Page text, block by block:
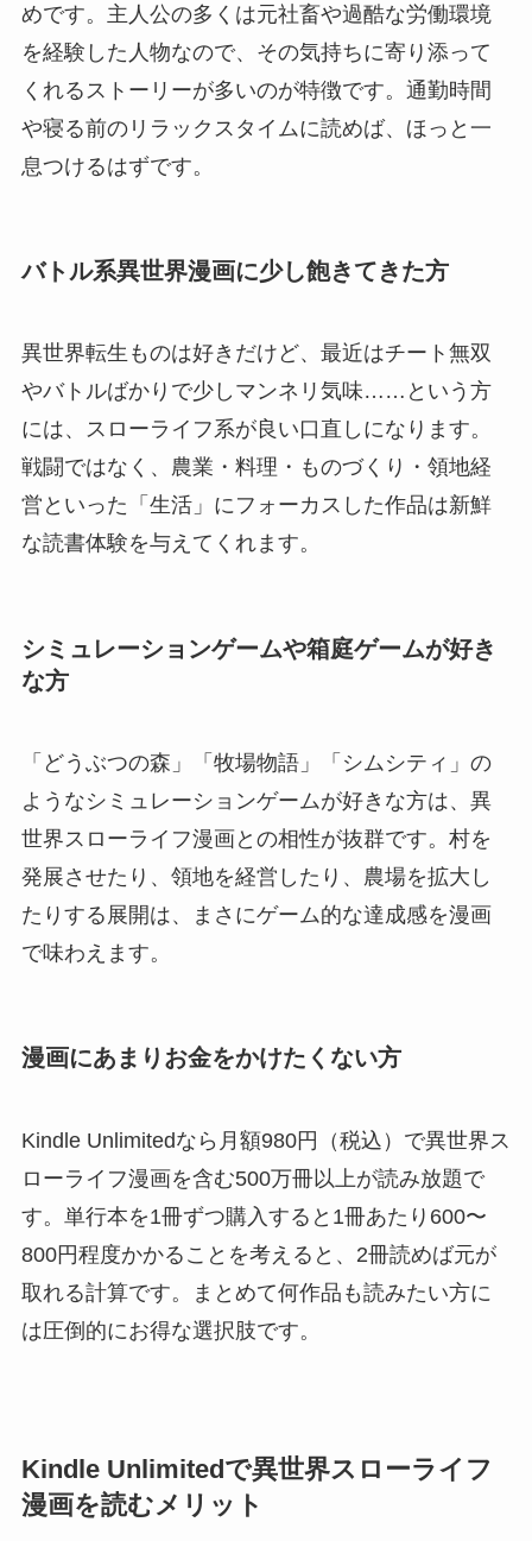
めです。主人公の多くは元社畜や過酷な労働環境
を経験した人物なので、その気持ちに寄り添って
くれるストーリーが多いのが特徴です。通勤時間
や寝る前のリラックスタイムに読めば、ほっと一
息つけるはずです。
バトル系異世界漫画に少し飽きてきた方
異世界転生ものは好きだけど、最近はチート無双
やバトルばかりで少しマンネリ気味……という方
には、スローライフ系が良い口直しになります。
戦闘ではなく、農業・料理・ものづくり・領地経
営といった「生活」にフォーカスした作品は新鮮
な読書体験を与えてくれます。
シミュレーションゲームや箱庭ゲームが好き
な方
「どうぶつの森」「牧場物語」「シムシティ」の
ようなシミュレーションゲームが好きな方は、異
世界スローライフ漫画との相性が抜群です。村を
発展させたり、領地を経営したり、農場を拡大し
たりする展開は、まさにゲーム的な達成感を漫画
で味わえます。
漫画にあまりお金をかけたくない方
Kindle Unlimitedなら月額980円（税込）で異世界ス
ローライフ漫画を含む500万冊以上が読み放題で
す。単行本を1冊ずつ購入すると1冊あたり600〜
800円程度かかることを考えると、2冊読めば元が
取れる計算です。まとめて何作品も読みたい方に
は圧倒的にお得な選択肢です。
Kindle Unlimitedで異世界スローライフ
漫画を読むメリット